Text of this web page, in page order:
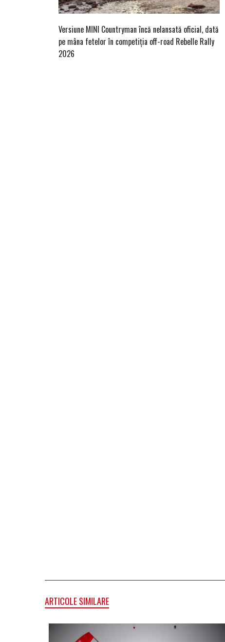
Versiune MINI Countryman încă nelansată oficial, dată
pe mâna fetelor în competiția off-road Rebelle Rally
2026
ARTICOLE SIMILARE